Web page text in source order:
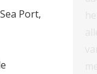
Port,